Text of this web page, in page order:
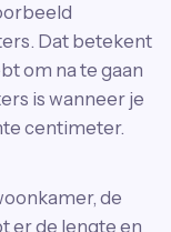
Dat betekent
om na te gaan
is wanneer je
centimeter.
de
er de lengte en